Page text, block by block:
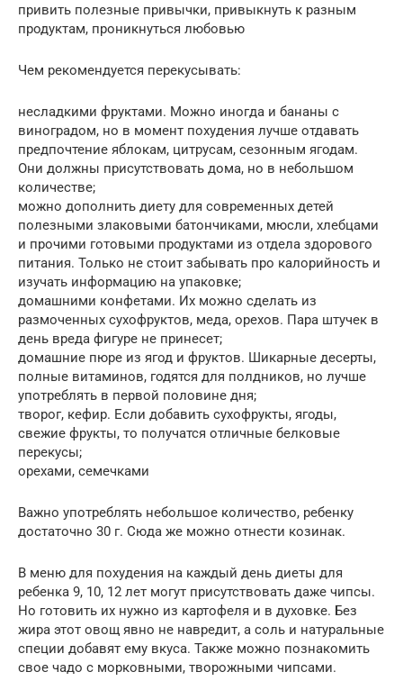
привить полезные привычки, привыкнуть к разным
продуктам, проникнуться любовью
Чем рекомендуется перекусывать:
несладкими фруктами. Можно иногда и бананы с
виноградом, но в момент похудения лучше отдавать
предпочтение яблокам, цитрусам, сезонным ягодам.
Они должны присутствовать дома, но в небольшом
количестве;
можно дополнить диету для современных детей
полезными злаковыми батончиками, мюсли, хлебцами
и прочими готовыми продуктами из отдела здорового
питания. Только не стоит забывать про калорийность и
изучать информацию на упаковке;
домашними конфетами. Их можно сделать из
размоченных сухофруктов, меда, орехов. Пара штучек в
день вреда фигуре не принесет;
домашние пюре из ягод и фруктов. Шикарные десерты,
полные витаминов, годятся для полдников, но лучше
употреблять в первой половине дня;
творог, кефир. Если добавить сухофрукты, ягоды,
свежие фрукты, то получатся отличные белковые
перекусы;
орехами, семечками
Важно употреблять небольшое количество, ребенку
достаточно 30 г. Сюда же можно отнести козинак.
В меню для похудения на каждый день диеты для
ребенка 9, 10, 12 лет могут присутствовать даже чипсы.
Но готовить их нужно из картофеля и в духовке. Без
жира этот овощ явно не навредит, а соль и натуральные
специи добавят ему вкуса. Также можно познакомить
свое чадо с морковными, творожными чипсами.